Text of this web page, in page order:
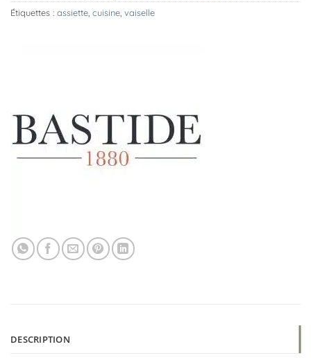
Étiquettes : assiette cuisine vaiselle
DESCRIPTION